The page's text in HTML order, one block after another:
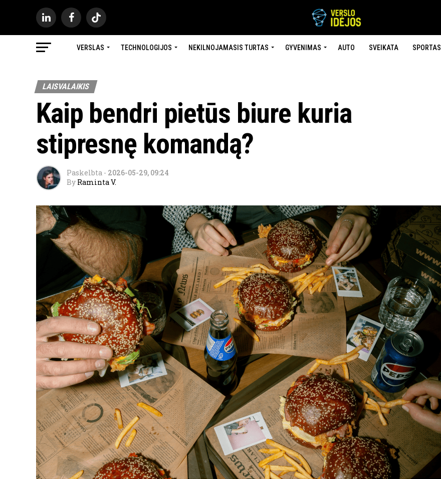
VERSLAS TECHNOLOGIJOS NEKILNOJAMASIS TURTAS GYVENIMAS AUTO SVEIKATA SPORTAS
LAISVALAIKIS
Kaip bendri pietūs biure kuria
stipresnę komandą?
Paskelbta - 2026-05-29, 09:24
By Raminta V.